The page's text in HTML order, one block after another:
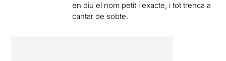
en diu el nom petit i exacte, i tot trenca a
cantar de sobte.